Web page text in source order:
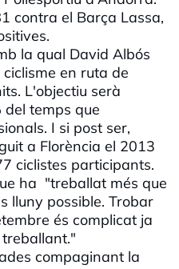
contra el Barça Lassa,
la qual David Albós
en ruta de
L'objectiu serà
temps que
I si post ser,
a Florència el 2013
ciclistes participants.
ha "treballat més que
lluny possible. Trobar
és complicat ja
treballant."
compaginant la